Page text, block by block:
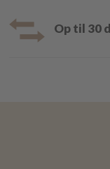
Op til 30